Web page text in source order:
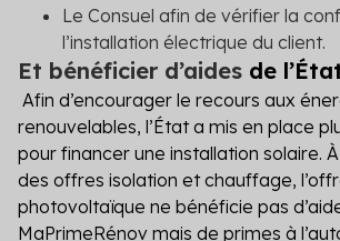
Le Consuel afin de vérifier la
l’installation électrique du client.
Et bénéficier d’aides de
Afin d’encourager le recours aux
renouvelables, l’État a mis en place
pour financer une installation solaire.
des offres isolation et chauffage,
photovoltaïque ne bénéficie pas
MaPrimeRénov mais de primes à